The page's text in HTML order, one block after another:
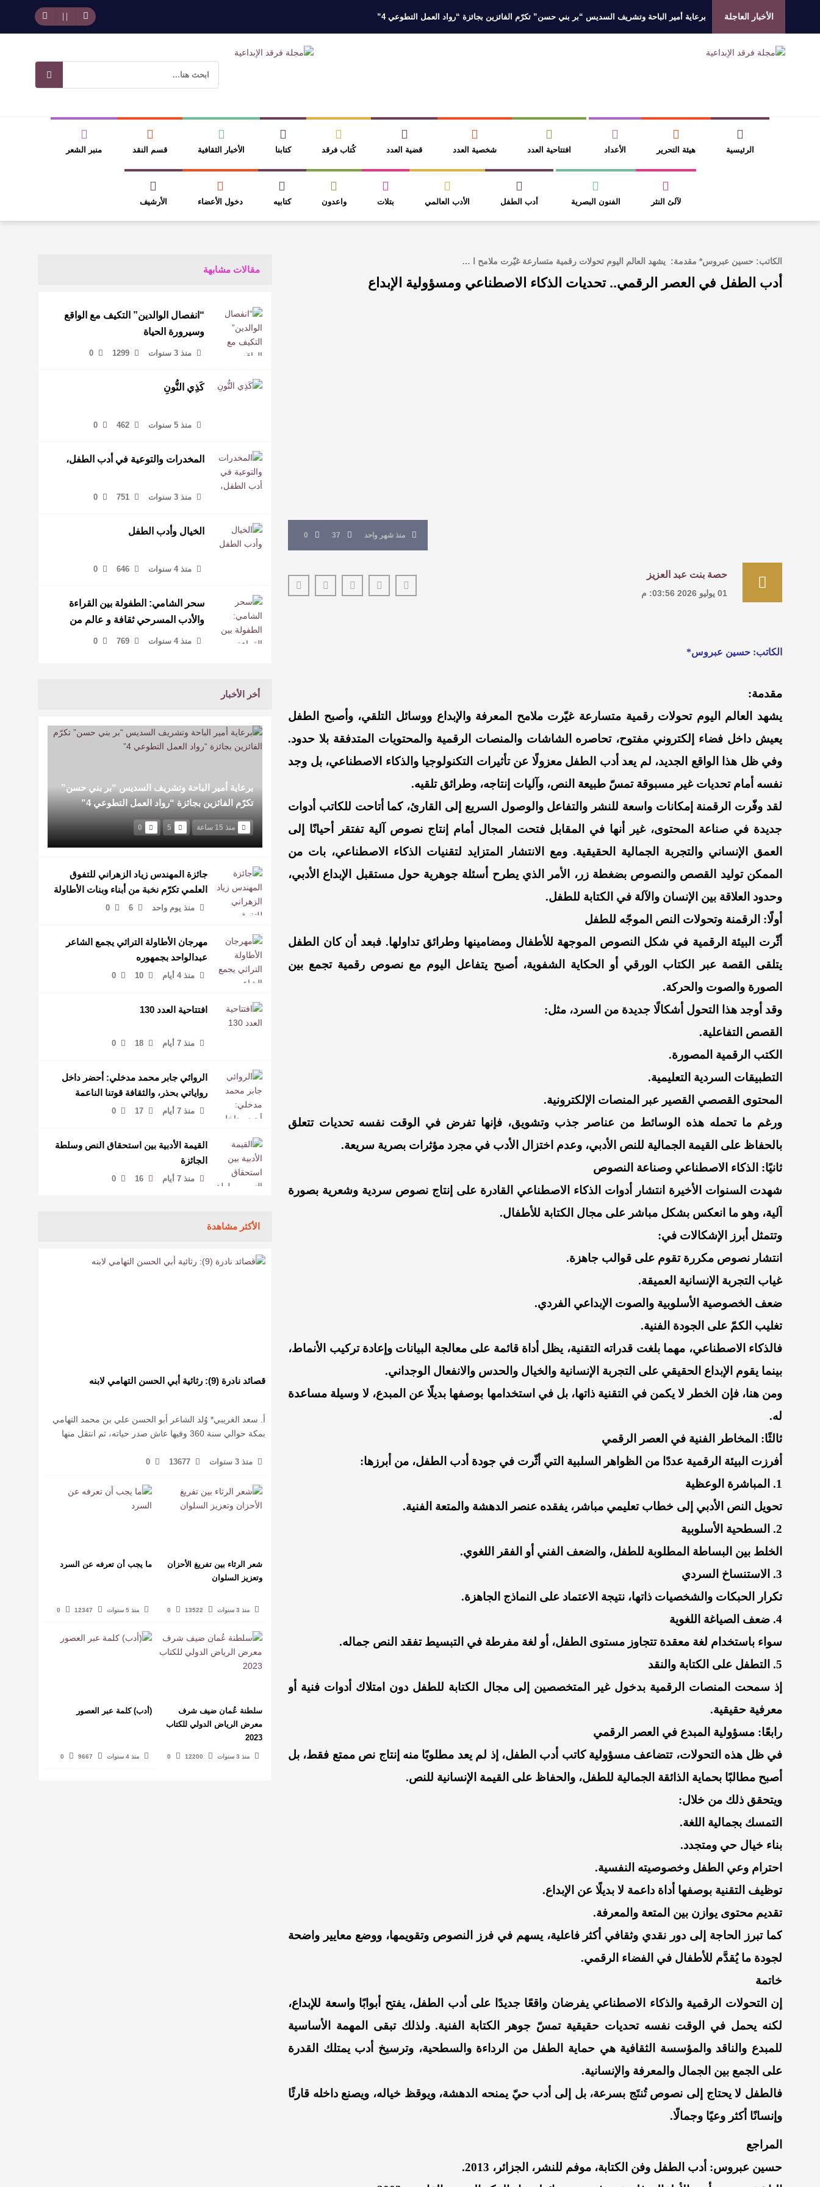
الأخبار العاجلة برعاية أمير الباحة وتشريف السديس “بر بني حسن” تكرّم الفائزين بجائزة “رواد العمل التطوعي 4”
مهرجان الأطاولة التراثي يجمع الشاعر عبدالواحد بجمهوره
​ اللون الأحمر وشاح سردية الأدب وسر رمزية النصوص آليات البناء الاستهلالي في رواية : ( على كف رتويت ) للدكتورة زينب الخضيري
الرئيسية هيئة التحرير الأعداد افتتاحية العدد شخصية العدد قضية العدد كُتاب فرقد كتابنا الأخبار الثقافية قسم النقد منبر الشعر
لآلئ النثر الفنون البصرية أدب الطفل الأدب العالمي بتلات واعدون كتابيه دخول الأعضاء الأرشيف
مقالات مشابهة
“انفصال الوالدين” التكيف مع الواقع
وسيرورة الحياة
منذ 3 سنوات 1299
0
كَذِي النُّونِ
منذ 5 سنوات 462
0
المخدرات والتوعية في أدب الطفل،
منذ 3 سنوات 751
0
الخيال وأدب الطفل
منذ 4 سنوات 646
0
سحر الشامي: الطفولة بين القراءة
والأدب المسرحي ثقافة و عالم من
المتعة
منذ 4 سنوات 769
0
أخر الأخبار
برعاية أمير الباحة وتشريف السديس “بر بني حسن”
تكرّم الفائزين بجائزة “رواد العمل التطوعي 4”
منذ 15 ساعة 5
0
جائزة المهندس زياد الزهراني للتفوق
العلمي تكرّم نخبة من أبناء وبنات الأطاولة
منذ يوم واحد 6
0
مهرجان الأطاولة التراثي يجمع الشاعر
عبدالواحد بجمهوره
منذ 4 أيام 10
0
افتتاحية العدد 130
منذ 7 أيام 18
0
الروائي جابر محمد مدخلي: أحضر داخل
رواياتي بحذر، والثقافة قوتنا الناعمة
لمخاطبة العالم.
منذ 7 أيام 17
0
القيمة الأدبية بين استحقاق النص وسلطة
الجائزة
منذ 7 أيام 16
0
الأكثر مشاهدة
قصائد نادرة (9): رثائية أبي الحسن التهامي لابنه
أ. سعد الغريبي* وُلد الشاعر أبو الحسن علي بن محمد التهامي
بمكة حوالي سنة 360 وفيها عاش صدر حياته، ثم انتقل منها
منذ 3 سنوات 13677
0
شعر الرثاء بين تفريغ الأحزان
وتعزيز السلوان
منذ 3 سنوات 13522
0
ما يجب أن تعرفه عن السرد
منذ 5 سنوات 12347
0
سلطنة عُمان ضيف شرف
معرض الرياض الدولي للكتاب
2023
منذ 3 سنوات 12200
0
(أدب) كلمة عبر العصور
منذ 4 سنوات 9667
0
الكاتب: حسين عبروس* مقدمة: يشهد العالم اليوم تحولات رقمية متسارعة غيّرت ملامح ا …
أدب الطفل في العصر الرقمي.. تحديات الذكاء الاصطناعي ومسؤولية الإبداع
منذ شهر واحد 37
0
حصة بنت عبد العزيز
01 يوليو 2026 03:56: م
الكاتب: حسين عبروس*
مقدمة:
يشهد العالم اليوم تحولات رقمية متسارعة غيّرت ملامح المعرفة والإبداع ووسائل التلقي، وأصبح الطفل
يعيش داخل فضاء إلكتروني مفتوح، تحاصره الشاشات والمنصات الرقمية والمحتويات المتدفقة بلا حدود.
وفي ظل هذا الواقع الجديد، لم يعد أدب الطفل معزولًا عن تأثيرات التكنولوجيا والذكاء الاصطناعي، بل وجد
نفسه أمام تحديات غير مسبوقة تمسّ طبيعة النص، وآليات إنتاجه، وطرائق تلقيه.
لقد وفّرت الرقمنة إمكانات واسعة للنشر والتفاعل والوصول السريع إلى القارئ، كما أتاحت للكاتب أدوات
جديدة في صناعة المحتوى، غير أنها في المقابل فتحت المجال أمام إنتاج نصوص آلية تفتقر أحيانًا إلى
العمق الإنساني والتجربة الجمالية الحقيقية. ومع الانتشار المتزايد لتقنيات الذكاء الاصطناعي، بات من
الممكن توليد القصص والنصوص بضغطة زر، الأمر الذي يطرح أسئلة جوهرية حول مستقبل الإبداع الأدبي،
وحدود العلاقة بين الإنسان والآلة في الكتابة للطفل.
أولًا: الرقمنة وتحولات النص الموجّه للطفل
أثّرت البيئة الرقمية في شكل النصوص الموجهة للأطفال ومضامينها وطرائق تداولها. فبعد أن كان الطفل
يتلقى القصة عبر الكتاب الورقي أو الحكاية الشفوية، أصبح يتفاعل اليوم مع نصوص رقمية تجمع بين
الصورة والصوت والحركة.
وقد أوجد هذا التحول أشكالًا جديدة من السرد، مثل:
القصص التفاعلية.
الكتب الرقمية المصورة.
التطبيقات السردية التعليمية.
المحتوى القصصي القصير عبر المنصات الإلكترونية.
ورغم ما تحمله هذه الوسائط من عناصر جذب وتشويق، فإنها تفرض في الوقت نفسه تحديات تتعلق
بالحفاظ على القيمة الجمالية للنص الأدبي، وعدم اختزال الأدب في مجرد مؤثرات بصرية سريعة.
ثانيًا: الذكاء الاصطناعي وصناعة النصوص
شهدت السنوات الأخيرة انتشار أدوات الذكاء الاصطناعي القادرة على إنتاج نصوص سردية وشعرية بصورة
آلية، وهو ما انعكس بشكل مباشر على مجال الكتابة للأطفال.
وتتمثل أبرز الإشكالات في:
انتشار نصوص مكررة تقوم على قوالب جاهزة.
غياب التجربة الإنسانية العميقة.
ضعف الخصوصية الأسلوبية والصوت الإبداعي الفردي.
تغليب الكمّ على الجودة الفنية.
فالذكاء الاصطناعي، مهما بلغت قدراته التقنية، يظل أداة قائمة على معالجة البيانات وإعادة تركيب الأنماط،
بينما يقوم الإبداع الحقيقي على التجربة الإنسانية والخيال والحدس والانفعال الوجداني.
ومن هنا، فإن الخطر لا يكمن في التقنية ذاتها، بل في استخدامها بوصفها بديلًا عن المبدع، لا وسيلة مساعدة
له.
ثالثًا: المخاطر الفنية في العصر الرقمي
أفرزت البيئة الرقمية عددًا من الظواهر السلبية التي أثّرت في جودة أدب الطفل، من أبرزها:
1. المباشرة الوعظية
تحويل النص الأدبي إلى خطاب تعليمي مباشر، يفقده عنصر الدهشة والمتعة الفنية.
2. السطحية الأسلوبية
الخلط بين البساطة المطلوبة للطفل، والضعف الفني أو الفقر اللغوي.
3. الاستنساخ السردي
تكرار الحبكات والشخصيات ذاتها، نتيجة الاعتماد على النماذج الجاهزة.
4. ضعف الصياغة اللغوية
سواء باستخدام لغة معقدة تتجاوز مستوى الطفل، أو لغة مفرطة في التبسيط تفقد النص جماله.
5. التطفل على الكتابة والنقد
إذ سمحت المنصات الرقمية بدخول غير المتخصصين إلى مجال الكتابة للطفل دون امتلاك أدوات فنية أو
معرفية حقيقية.
رابعًا: مسؤولية المبدع في العصر الرقمي
في ظل هذه التحولات، تتضاعف مسؤولية كاتب أدب الطفل، إذ لم يعد مطلوبًا منه إنتاج نص ممتع فقط، بل
أصبح مطالبًا بحماية الذائقة الجمالية للطفل، والحفاظ على القيمة الإنسانية للنص.
ويتحقق ذلك من خلال:
التمسك بجمالية اللغة.
بناء خيال حي ومتجدد.
احترام وعي الطفل وخصوصيته النفسية.
توظيف التقنية بوصفها أداة داعمة لا بديلًا عن الإبداع.
تقديم محتوى يوازن بين المتعة والمعرفة.
كما تبرز الحاجة إلى دور نقدي وثقافي أكثر فاعلية، يسهم في فرز النصوص وتقويمها، ووضع معايير واضحة
لجودة ما يُقدَّم للأطفال في الفضاء الرقمي.
خاتمة
إن التحولات الرقمية والذكاء الاصطناعي يفرضان واقعًا جديدًا على أدب الطفل، يفتح أبوابًا واسعة للإبداع،
لكنه يحمل في الوقت نفسه تحديات حقيقية تمسّ جوهر الكتابة الفنية. ولذلك تبقى المهمة الأساسية
للمبدع والناقد والمؤسسة الثقافية هي حماية الطفل من الرداءة والسطحية، وترسيخ أدب يمتلك القدرة
على الجمع بين الجمال والمعرفة والإنسانية.
فالطفل لا يحتاج إلى نصوص تُنتَج بسرعة، بل إلى أدب حيّ يمنحه الدهشة، ويوقظ خياله، ويصنع داخله قارئًا
وإنسانًا أكثر وعيًا وجمالًا.
المراجع
حسين عبروس: أدب الطفل وفن الكتابة، موفم للنشر، الجزائر، 2013.